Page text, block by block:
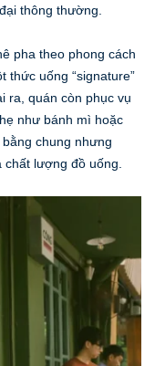
thông thường.
pha theo phong cách
thức uống “signature”
ra, quán còn phục vụ
như bánh mì hoặc
chung nhưng
lượng đồ uống.